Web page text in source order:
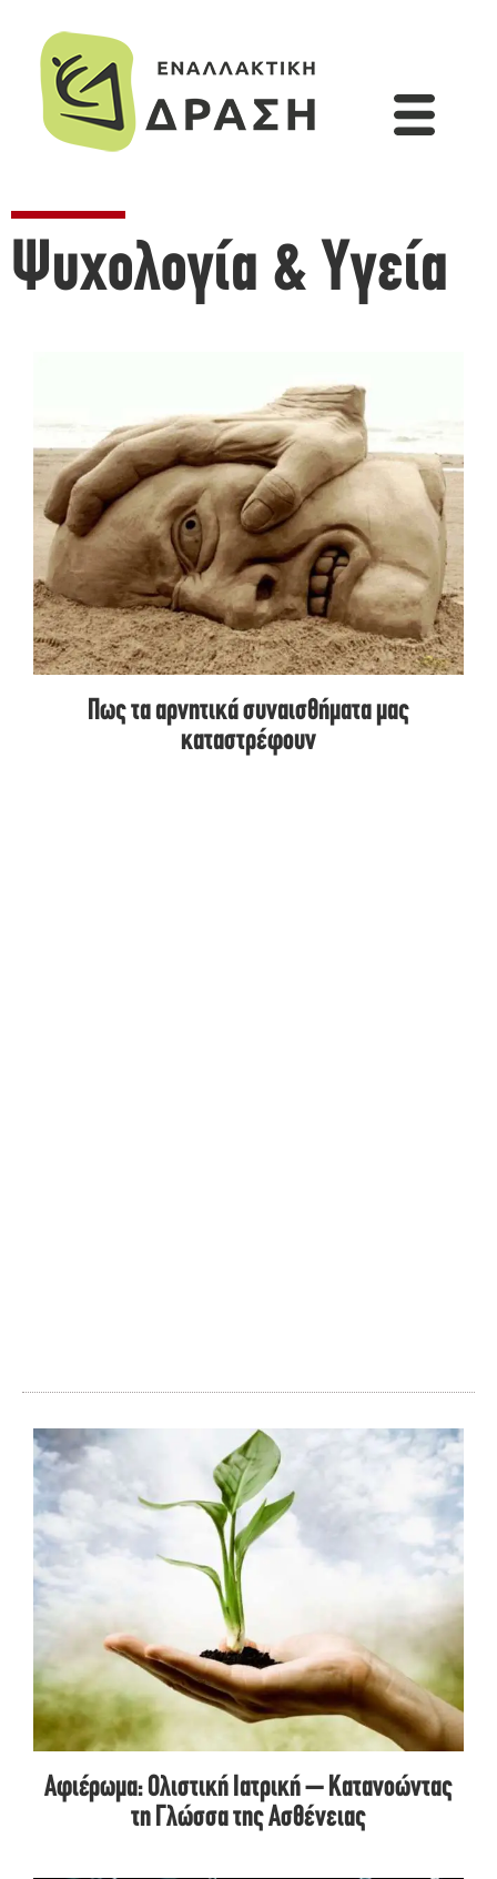
Ψυχολογία & Υγεία
Πως τα αρνητικά συναισθήματα μας
καταστρέφουν
Αφιέρωμα: Ολιστική Ιατρική – Κατανοώντας
τη Γλώσσα της Ασθένειας